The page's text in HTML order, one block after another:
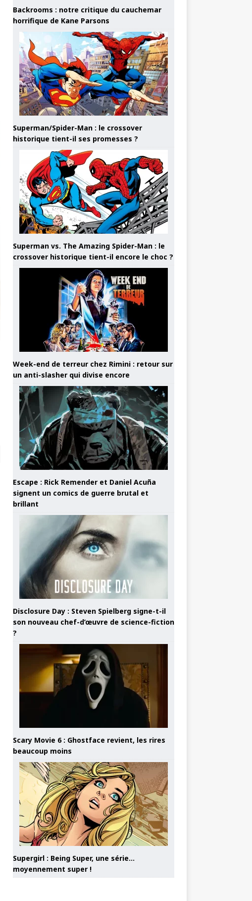
Backrooms : notre critique du cauchemar
horrifique de Kane Parsons
Superman/Spider-Man : le crossover
historique tient-il ses promesses ?
Superman vs. The Amazing Spider-Man : le
crossover historique tient-il encore le choc ?
Week-end de terreur chez Rimini : retour sur
un anti-slasher qui divise encore
Escape : Rick Remender et Daniel Acuña
signent un comics de guerre brutal et
brillant
Disclosure Day : Steven Spielberg signe-t-il
son nouveau chef-d’œuvre de science-fiction
?
Scary Movie 6 : Ghostface revient, les rires
beaucoup moins
Supergirl : Being Super, une série…
moyennement super !